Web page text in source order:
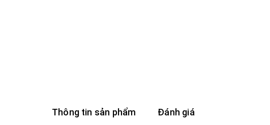
Thông tin sản phẩm Đánh giá